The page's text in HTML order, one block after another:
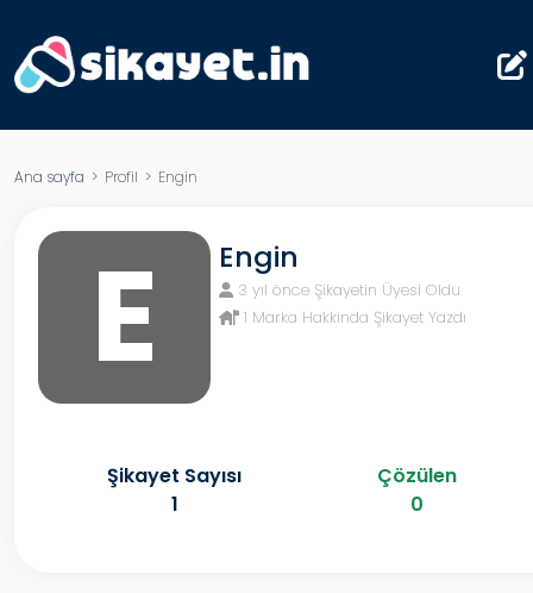
Ana sayfa > Profil > Engin
E Engin
3 yıl önce Şikayetin Üyesi Oldu
1 Marka Hakkında Şikayet Yazdı
Şikayet Sayısı
1
Çözülen
0